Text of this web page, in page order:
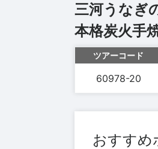
三河うなぎ
本格炭火手
ツアーコード
60978-20
おすすめ